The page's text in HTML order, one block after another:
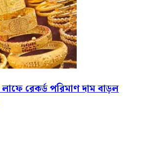
রেকর্ড পরিমাণ দাম বাড়ল